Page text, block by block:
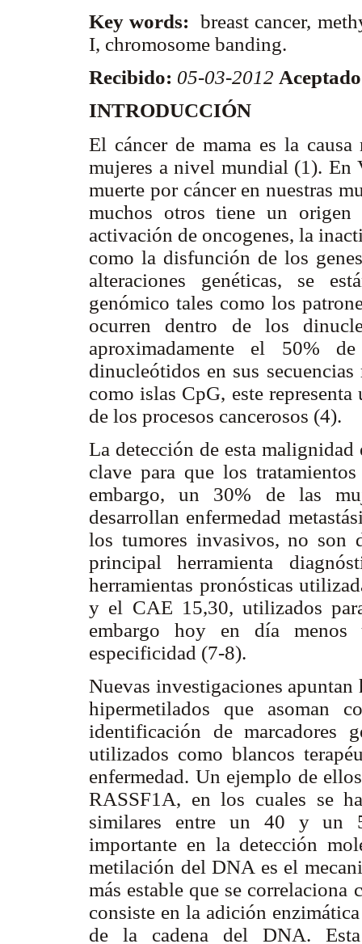
Key words: breast cancer,
I, chromosome banding.
Recibido: 05-03-2012
INTRODUCCIÓN
El cáncer de mama es la
mujeres a nivel mundial (1). En
muerte por cáncer en nuestras
muchos otros tiene un
activación de oncogenes, la
como la disfunción de los
alteraciones genéticas, se
genómico tales como los
ocurren dentro de los
aproximadamente el 50%
dinucleótidos en sus
como islas CpG, este
de los procesos cancerosos (4).
La detección de esta malignidad
clave para que los
embargo, un 30% de las
desarrollan enfermedad
los tumores invasivos, no son
principal herramienta
herramientas pronósticas
y el CAE 15,30, utilizados
embargo hoy en día
especificidad (7-8).
Nuevas investigaciones
hipermetilados que asoman
identificación de marcadores
utilizados como blancos
enfermedad. Un ejemplo de
RASSF1A, en los cuales se
similares entre un 40 y un
importante en la detección
metilación del DNA es el
más estable que se
consiste en la adición
de la cadena del DNA.